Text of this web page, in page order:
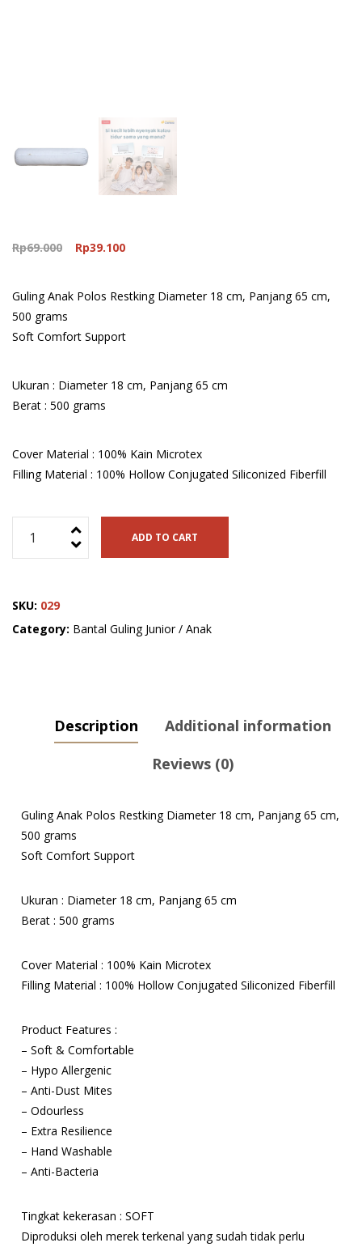
Rp69.000
Original
Rp39.100
Rp39.100.
Guling Anak Polos Restking Diameter 18 cm, Panjang 65 cm,
500 grams
Soft Comfort Support
Ukuran : Diameter 18 cm, Panjang 65 cm
Berat : 500 grams
Cover Material : 100% Kain Microtex
Filling Material : 100% Hollow Conjugated Siliconized Fiberfill
Anak
D18x65
cm,
ADD TO CART
SKU: 029
Category: Bantal Guling Junior / Anak
Description
Additional information
Reviews (0)
Guling Anak Polos Restking Diameter 18 cm, Panjang 65 cm,
500 grams
Soft Comfort Support
Ukuran : Diameter 18 cm, Panjang 65 cm
Berat : 500 grams
Cover Material : 100% Kain Microtex
Filling Material : 100% Hollow Conjugated Siliconized Fiberfill
Product Features :
– Soft & Comfortable
– Hypo Allergenic
– Anti-Dust Mites
– Odourless
– Extra Resilience
– Hand Washable
– Anti-Bacteria
Tingkat kekerasan : SOFT
Diproduksi oleh merek terkenal yang sudah tidak perlu